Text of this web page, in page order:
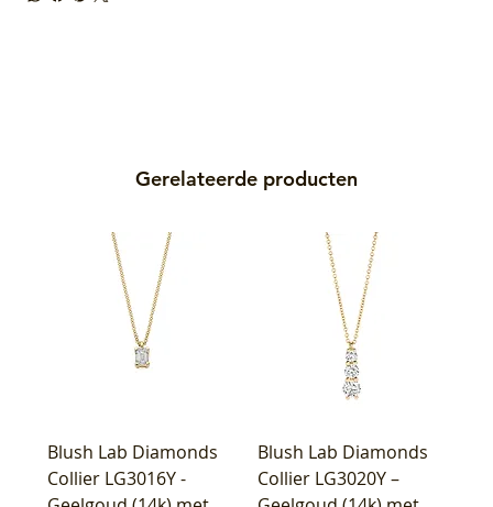
Gerelateerde producten
Blush Lab Diamonds
Collier LG3016Y -
Blush Lab Diamonds
Collier LG3020Y –